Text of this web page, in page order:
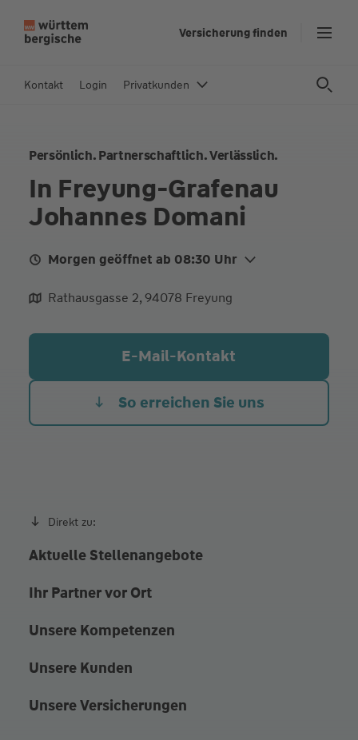
In
Versicherung finden
Kontakt Login Privatkunden
Persönlich. Partnerschaftlich. Verlässlich.
In Freyung-Grafenau
Johannes Domani
Morgen geöffnet ab 08:30 Uhr
Mo.
08:30 - 12:30
08:30 - 12:30
Außerhalb der Geschäftszeiten auch gerne nach
Rathausgasse 2, 94078 Freyung
E-Mail-Kontakt
So erreichen Sie uns
Direkt zu:
Aktuelle Stellenangebote
Ihr Partner vor Ort
Unsere Kompetenzen
Unsere Kunden
Unsere Versicherungen